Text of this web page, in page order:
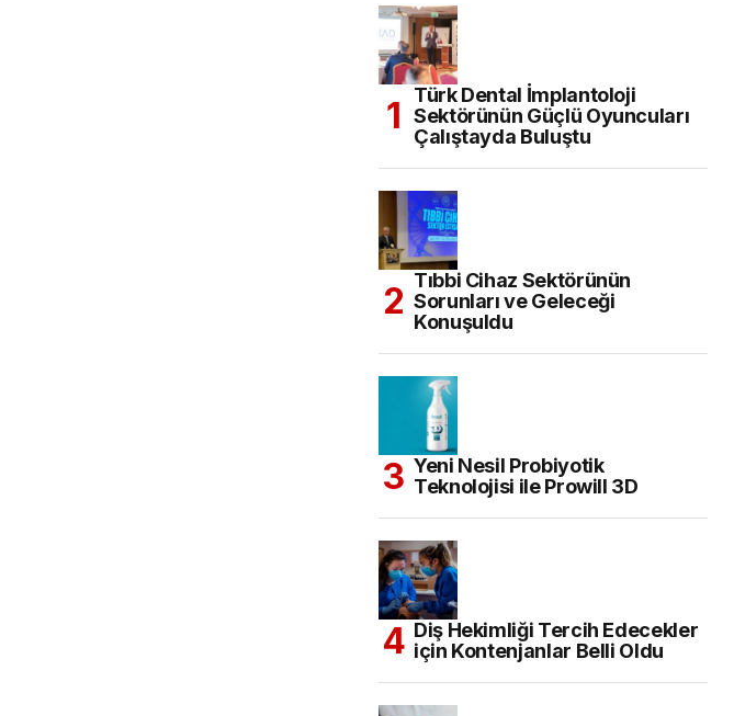
Türk Dental İmplantoloji
Sektörünün Güçlü Oyuncuları
Çalıştayda Buluştu
Tıbbi Cihaz Sektörünün
Sorunları ve Geleceği
Konuşuldu
Yeni Nesil Probiyotik
Teknolojisi ile Prowill 3D
Diş Hekimliği Tercih Edecekler
için Kontenjanlar Belli Oldu